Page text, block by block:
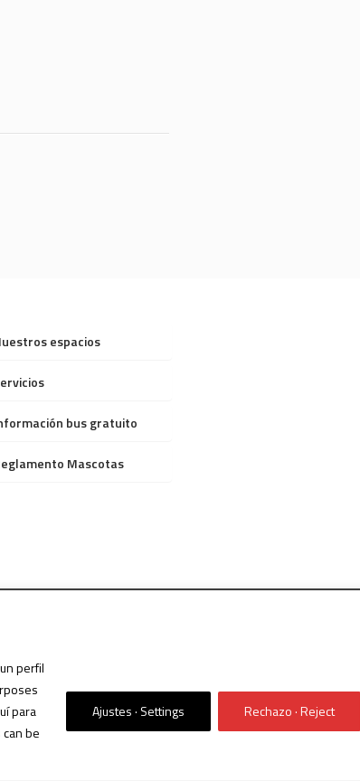
perfil
para
be
Ajustes · Settings Rechazo · Reject
espacios
bus gratuito
Mascotas
© 2023 / TODOS LOS DERECHOS RESERVADOS